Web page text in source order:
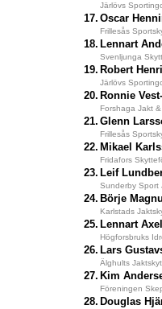
Järlövs
17. Oscar
Frillesås
18. Lennart
Svenljunga
19. Robert
Järlövs
20. Ronnie
Forshaga Jakt
21. Glenn
Frillesås
22. Mikael
Fridafors
23. Leif
Sunderby Sport
24. Börje
Karlstads
25. Lennart
Högforsbruks
26. Lars
Älghults
27. Kim
Föreningen
28. Douglas